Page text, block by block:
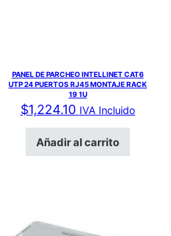
PANEL DE PARCHEO INTELLINET CAT6
UTP 24 PUERTOS RJ45 MONTAJE RACK
19 1U
$1,224.10 IVA Incluido
Añadir al carrito